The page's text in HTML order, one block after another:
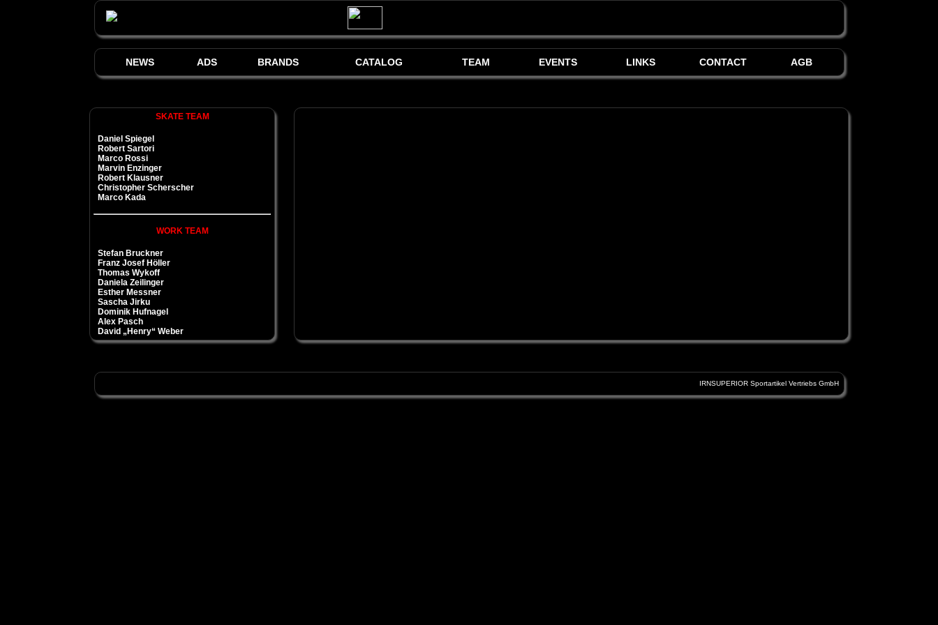
NEWS ADS BRANDS CATALOG TEAM EVENTS LINKS CONTACT AGB
SKATE TEAM
Daniel Spiegel
Robert Sartori
Marco Rossi
Marvin Enzinger
Robert Klausner
Christopher Scherscher
Marco Kada
WORK TEAM
Stefan Bruckner
Franz Josef Höller
Thomas Wykoff
Daniela Zeilinger
Esther Messner
Sascha Jirku
Dominik Hufnagel
Alex Pasch
David „Henry“ Weber
IRNSUPERIOR Sportartikel Vertriebs GmbH